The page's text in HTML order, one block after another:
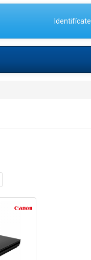
Identifícate